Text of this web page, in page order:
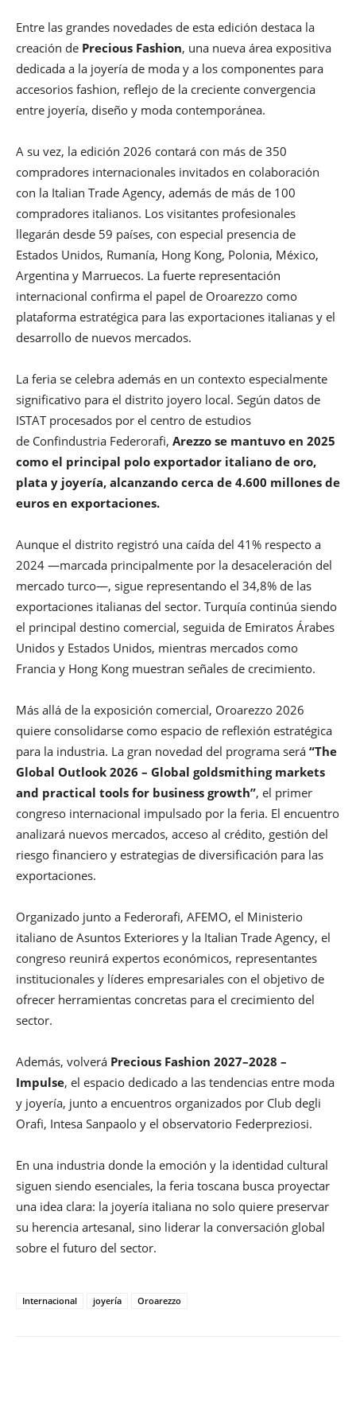
Entre las grandes novedades de esta edición destaca la
creación de Precious Fashion, una nueva área expositiva
dedicada a la joyería de moda y a los componentes para
accesorios fashion, reflejo de la creciente convergencia
entre joyería, diseño y moda contemporánea.
A su vez, la edición 2026 contará con más de 350
compradores internacionales invitados en colaboración
con la Italian Trade Agency, además de más de 100
compradores italianos. Los visitantes profesionales
llegarán desde 59 países, con especial presencia de
Estados Unidos, Rumanía, Hong Kong, Polonia, México,
Argentina y Marruecos. La fuerte representación
internacional confirma el papel de Oroarezzo como
plataforma estratégica para las exportaciones italianas y el
desarrollo de nuevos mercados.
La feria se celebra además en un contexto especialmente
significativo para el distrito joyero local. Según datos de
ISTAT procesados por el centro de estudios
de Confindustria Federorafi, Arezzo se mantuvo en 2025
como el principal polo exportador italiano de oro,
plata y joyería, alcanzando cerca de 4.600 millones de
euros en exportaciones.
Aunque el distrito registró una caída del 41% respecto a
2024 —marcada principalmente por la desaceleración del
mercado turco—, sigue representando el 34,8% de las
exportaciones italianas del sector. Turquía continúa siendo
el principal destino comercial, seguida de Emiratos Árabes
Unidos y Estados Unidos, mientras mercados como
Francia y Hong Kong muestran señales de crecimiento.
Más allá de la exposición comercial, Oroarezzo 2026
quiere consolidarse como espacio de reflexión estratégica
para la industria. La gran novedad del programa será “The
Global Outlook 2026 – Global goldsmithing markets
and practical tools for business growth”, el primer
congreso internacional impulsado por la feria. El encuentro
analizará nuevos mercados, acceso al crédito, gestión del
riesgo financiero y estrategias de diversificación para las
exportaciones.
Organizado junto a Federorafi, AFEMO, el Ministerio
italiano de Asuntos Exteriores y la Italian Trade Agency, el
congreso reunirá expertos económicos, representantes
institucionales y líderes empresariales con el objetivo de
ofrecer herramientas concretas para el crecimiento del
sector.
Además, volverá Precious Fashion 2027–2028 –
Impulse, el espacio dedicado a las tendencias entre moda
y joyería, junto a encuentros organizados por Club degli
Orafi, Intesa Sanpaolo y el observatorio Federpreziosi.
En una industria donde la emoción y la identidad cultural
siguen siendo esenciales, la feria toscana busca proyectar
una idea clara: la joyería italiana no solo quiere preservar
su herencia artesanal, sino liderar la conversación global
sobre el futuro del sector.
Internacional joyería Oroarezzo